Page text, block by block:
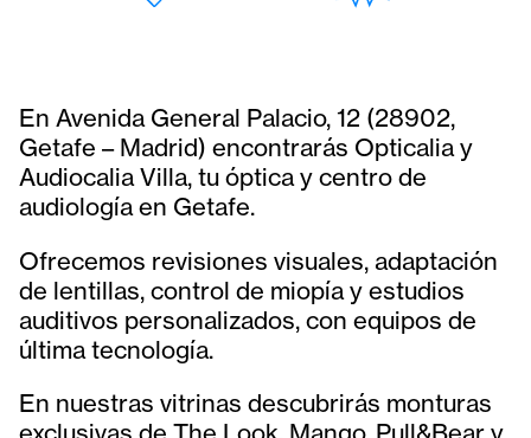
En Avenida General Palacio, 12 (28902,
Getafe – Madrid) encontrarás Opticalia y
Audiocalia Villa, tu óptica y centro de
audiología en Getafe.
Ofrecemos revisiones visuales, adaptación
de lentillas, control de miopía y estudios
auditivos personalizados, con equipos de
última tecnología.
En nuestras vitrinas descubrirás monturas